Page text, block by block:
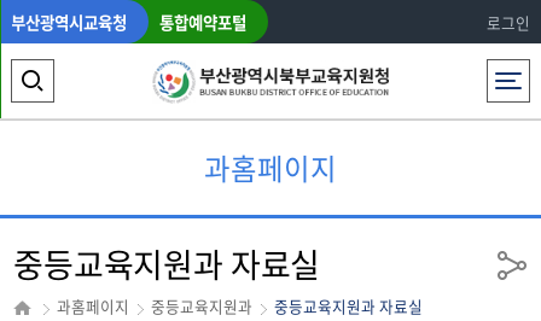
부산광역시교육청 통합예약포털 로그인
전체메뉴
색
역
열
기
과홈페이지
중등교육지원과 자료실
과홈페이지 중등교육지원과 중등교육지원과 자료실
공